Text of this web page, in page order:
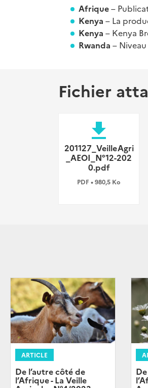
Afrique–
Kenya – La
Kenya – Kenya
Rwanda –
Fichier
file_download
201127_VeilleAgri
_AEOI_N°12-202
0.pdf
PDF • 980,5 Ko
ARTICLE
De l’autre côté de
l’Afrique - La Veille